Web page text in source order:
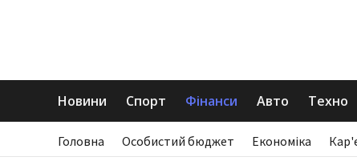
Новини Спорт Фінанси Авто Техно
Головна Особистий бюджет Економіка